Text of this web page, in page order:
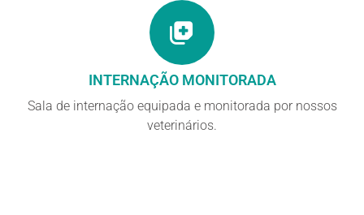
INTERNAÇÃO MONITORADA
Sala de internação equipada e monitorada por nossos
veterinários.